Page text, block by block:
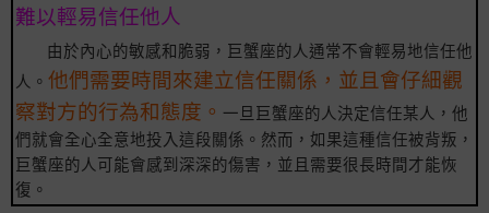
難以輕易信任他人
由於內心的敏感和脆弱，巨蟹座的人通常不會輕易地信任他
人。 他們需要時間來建立信任關係，並且會仔細觀
察對方的行為和態度。 一旦巨蟹座的人決定信任某人，他
們就會全心全意地投入這段關係。然而，如果這種信任被背叛，
巨蟹座的人可能會感到深深的傷害，並且需要很長時間才能恢
復。